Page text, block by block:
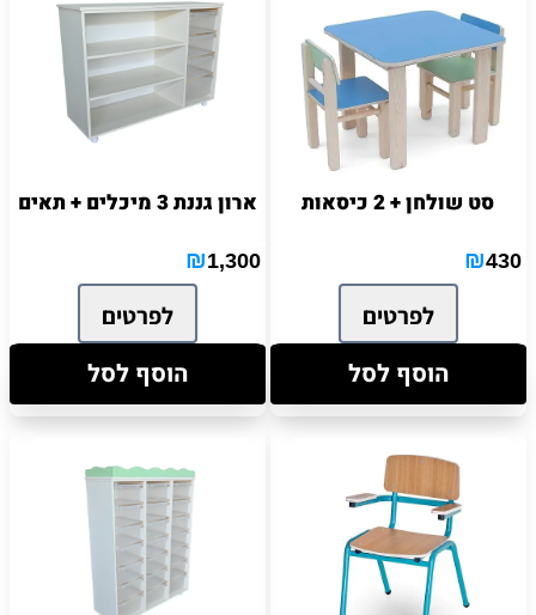
סט שולחן + 2 כיסאות
₪430
לפרטים
הוסף לסל
ארון גננת 3 מיכלים + תאים
₪1,300
לפרטים
הוסף לסל